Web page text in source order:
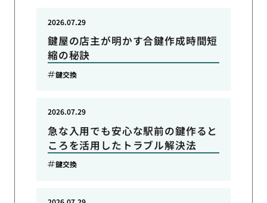
鍵屋の店主が明かす合鍵作成時間短
縮の秘訣
2026.07.29
鍵交換
急な入用でも安心な駅前の鍵作ると
ころを活用したトラブル解決法
2026.07.29
鍵交換